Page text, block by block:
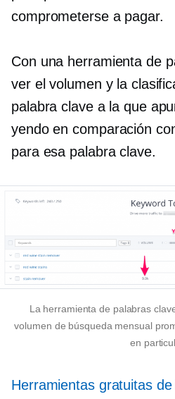
comprometerse a pagar.
Con una herramienta de
ver el volumen y la
palabra clave a la que
yendo en comparación
para esa palabra clave.
La herramienta de palabras
volumen de búsqueda mensual
en
Herramientas gratuitas